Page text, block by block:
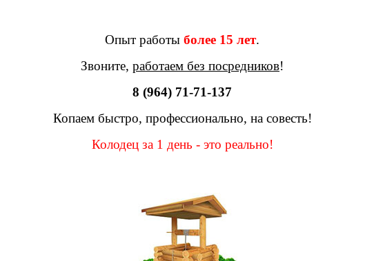
Опыт работы более 15 лет.
Звоните, работаем без посредников!
8 (964) 71-71-137
Копаем быстро, профессионально, на совесть!
Колодец за 1 день - это реально!